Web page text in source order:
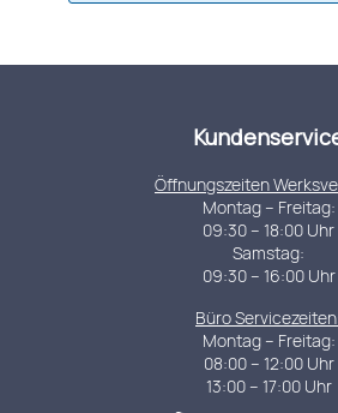
Öffnungszeiten
Montag – Freitag:
09:30 – 18:00 Uhr
Samstag:
09:30 – 16:00 Uhr
Büro
Montag – Freitag:
08:00 – 12:00 Uhr
13:00 – 17:00 Uhr